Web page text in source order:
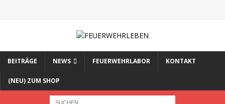
BEITRÄGE NEWS FEUERWEHRLABOR KONTAKT
(NEU) ZUM SHOP